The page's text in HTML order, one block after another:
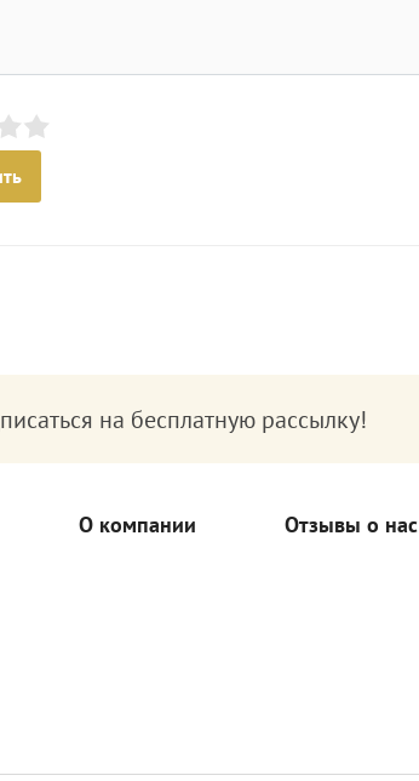
на бесплатную рассылку!
О компании Отзывы о нас